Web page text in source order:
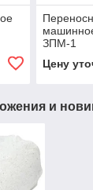
ЗПМ-1
Цену
и